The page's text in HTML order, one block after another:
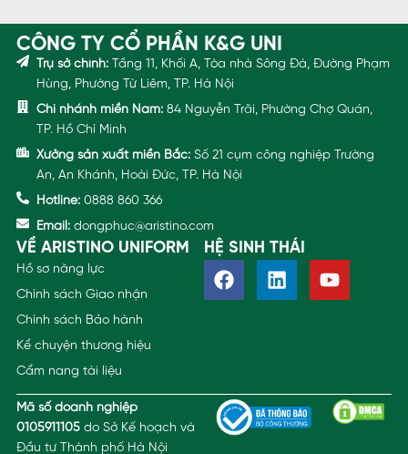
CÔNG TY CỔ PHẦN K&G UNI
Trụ sở chính: Tầng 11, Khối A, Tòa nhà Sông Đà, Đường Phạm
Hùng, Phường Từ Liêm, TP. Hà Nội
Chi nhánh miền Nam: 84 Nguyễn Trãi, Phường Chợ Quán,
TP. Hồ Chí Minh
Xưởng sản xuất miền Bắc: Số 21 cụm công nghiệp Trường
An, An Khánh, Hoài Đức, TP. Hà Nội
Hotline: 0888 860 366
Email: dongphuc@aristino.com
VỀ ARISTINO UNIFORM
Hồ sơ năng lực
Chính sách Giao nhận
Chính sách Bảo hành
Kể chuyện thương hiệu
Cẩm nang tài liệu
HỆ SINH THÁI
Mã số doanh nghiệp
0105911105do Sở Kế hoạch và
Đầu tư Thành phố Hà Nội